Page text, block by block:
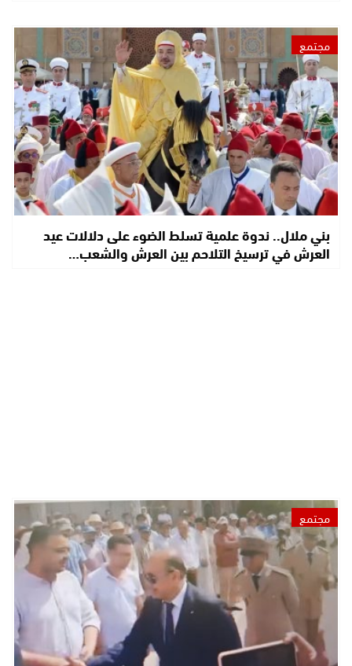
مجتمع
بني ملال.. ندوة علمية تسلط الضوء على دلالات عيد
العرش في ترسيخ التلاحم بين العرش والشعب…
مجتمع